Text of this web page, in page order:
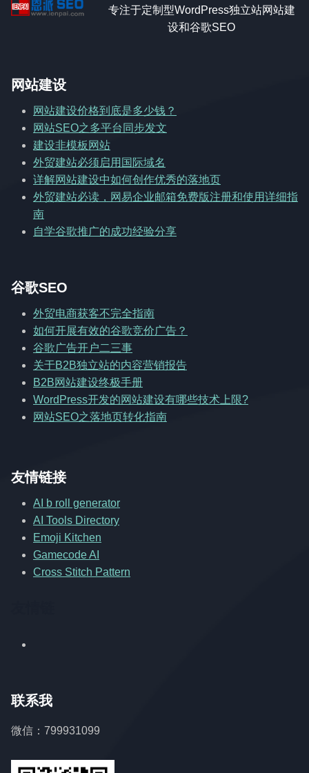
专注于定制型WordPress独立站网站建
设和谷歌SEO
网站建设
网站建设价格到底是多少钱？
网站SEO之多平台同步发文
建设非模板网站
外贸建站必须启用国际域名
详解网站建设中如何创作优秀的落地页
外贸建站必读，网易企业邮箱免费版注册和使用详细指
南
自学谷歌推广的成功经验分享
谷歌SEO
外贸电商获客不完全指南
如何开展有效的谷歌竞价广告？
谷歌广告开户二三事
关于B2B独立站的内容营销报告
B2B网站建设终极手册
WordPress开发的网站建设有哪些技术上限?
网站SEO之落地页转化指南
友情链接
AI b roll generator
AI Tools Directory
Emoji Kitchen
Gamecode AI
Cross Stitch Pattern
联系我
微信：799931099